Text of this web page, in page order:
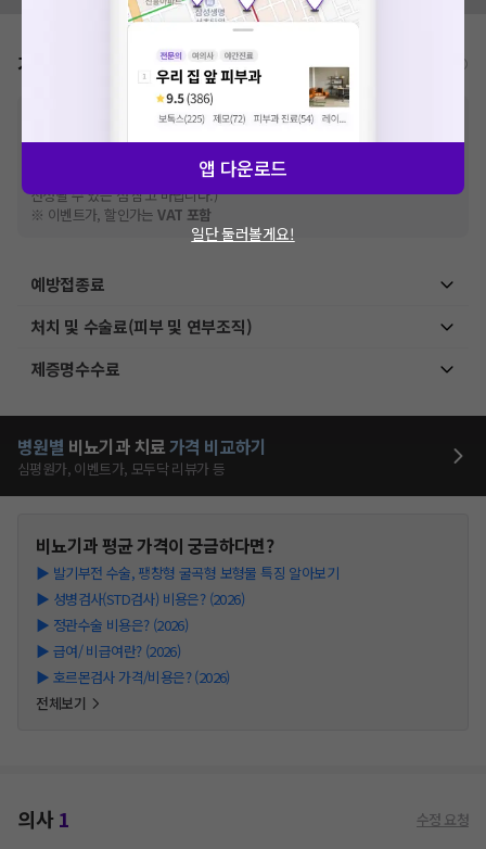
가격표 비급여/급여 진료란?
추가비용 등으로 실제 가격과 상이할 수 있으니, 정확
건강보험심사평가원
격입니다. (진료와 연관된 복합적인 비용이 추가되어, 병원마다 금액이 다르게
산정될 수 있는 점 참고 바랍니다.)
※ 이벤트가, 할인가는VAT 포함
예방접종료
처치 및 수술료(피부 및 연부조직)
제증명수수료
병원별 비뇨기과 치료가격 비교하기
심평원가, 이벤트가, 모두닥 리뷰가 등
비뇨기과평균 가격이 궁금하다면?
▶ 발기부전 수술, 팽창형 굴곡형 보형물 특징 알아보기
▶ 성병검사(STD검사) 비용은? (2026)
▶ 정관수술 비용은? (2026)
▶ 급여/ 비급여란? (2026)
▶ 호르몬검사 가격/비용은? (2026)
전체보기
의사1 수정 요청
앱 다운로드
일단 둘러볼게요!